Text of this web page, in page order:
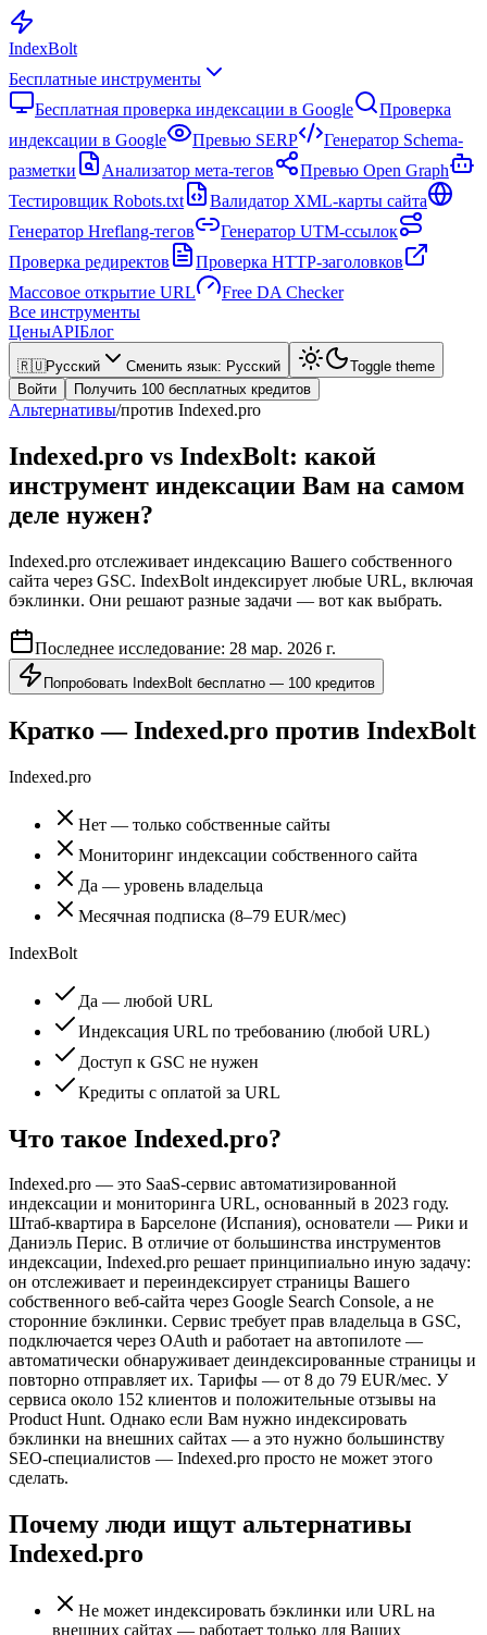
IndexBolt
Бесплатные инструменты
Бесплатная проверка индексации в Google
Проверка
индексации в Google
Превью SERP
Генератор Schema-
разметки
Анализатор мета-тегов
Превью Open Graph
Тестировщик Robots.txt
Валидатор XML-карты сайта
Генератор Hreflang-тегов
Генератор UTM-ссылок
Проверка редиректов
Проверка HTTP-заголовков
Массовое открытие URL
Free DA Checker
Все инструменты
ЦеныAPIБлог
🇷🇺Русский Сменить язык: Русский
Toggle theme
Войти
Получить 100 бесплатных кредитов
Альтернативы/против Indexed.pro
Indexed.pro vs IndexBolt: какой
инструмент индексации Вам на самом
деле нужен?
Indexed.pro отслеживает индексацию Вашего собственного
сайта через GSC. IndexBolt индексирует любые URL, включая
бэклинки. Они решают разные задачи — вот как выбрать.
Последнее исследование: 28 мар. 2026 г.
Попробовать IndexBolt бесплатно — 100 кредитов
Кратко — Indexed.pro против IndexBolt
Indexed.pro
Нет — только собственные сайты
Мониторинг индексации собственного сайта
Да — уровень владельца
Месячная подписка (8–79 EUR/мес)
IndexBolt
Да — любой URL
Индексация URL по требованию (любой URL)
Доступ к GSC не нужен
Кредиты с оплатой за URL
Что такое Indexed.pro?
Indexed.pro — это SaaS-сервис автоматизированной
индексации и мониторинга URL, основанный в 2023 году.
Штаб-квартира в Барселоне (Испания), основатели — Рики и
Даниэль Перис. В отличие от большинства инструментов
индексации, Indexed.pro решает принципиально иную задачу:
он отслеживает и переиндексирует страницы Вашего
собственного веб-сайта через Google Search Console, а не
сторонние бэклинки. Сервис требует прав владельца в GSC,
подключается через OAuth и работает на автопилоте —
автоматически обнаруживает деиндексированные страницы и
повторно отправляет их. Тарифы — от 8 до 79 EUR/мес. У
сервиса около 152 клиентов и положительные отзывы на
Product Hunt. Однако если Вам нужно индексировать
бэклинки на внешних сайтах — а это нужно большинству
SEO-специалистов — Indexed.pro просто не может этого
сделать.
Почему люди ищут альтернативы
Indexed.pro
Не может индексировать бэклинки или URL на
внешних сайтах — работает только для Ваших